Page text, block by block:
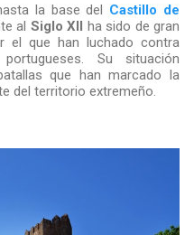
la base del Castillo de
al Siglo XII ha sido de gran
el que han luchado contra
Su situación
que han marcado la
del territorio extremeño.